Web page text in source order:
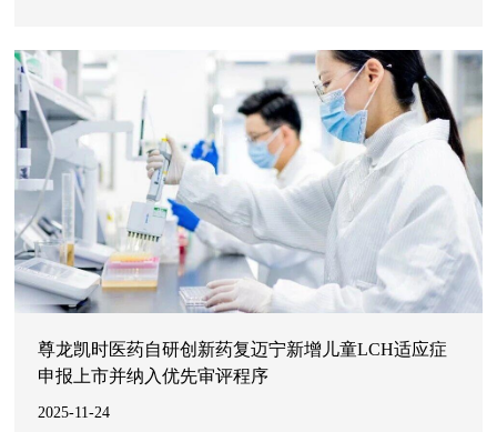
工作。
尊龙凯时医药自研创新药复迈宁新增儿童LCH适应症
申报上市并纳入优先审评程序
2025-11-24